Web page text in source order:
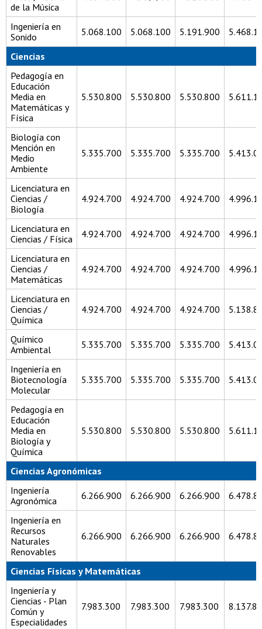
de la Música
Ingeniería en
Sonido
5.068.100 5.068.100 5.191.900
Ciencias
Pedagogía en
Educación
Media en
Matemáticas y
Física
5.530.800 5.530.800 5.530.800
Biología con
Mención en
Medio
Ambiente
5.335.700 5.335.700 5.335.700
Licenciatura en
Ciencias /
Biología
4.924.700 4.924.700 4.924.700
Licenciatura en
Ciencias / Física
4.924.700 4.924.700 4.924.700
Licenciatura en
Ciencias /
Matemáticas
4.924.700 4.924.700 4.924.700
Licenciatura en
Ciencias /
Química
4.924.700 4.924.700 4.924.700
Químico
Ambiental
5.335.700 5.335.700 5.335.700
Ingeniería en
Biotecnología
Molecular
5.335.700 5.335.700 5.335.700
Pedagogía en
Educación
Media en
Biología y
Química
5.530.800 5.530.800 5.530.800
Ciencias Agronómicas
Ingeniería
Agronómica
6.266.900 6.266.900 6.266.900
Ingeniería en
Recursos
Naturales
Renovables
6.266.900 6.266.900 6.266.900
Ciencias Físicas y Matemáticas
Ingeniería y
Ciencias - Plan
Común y
Especialidades
7.983.300 7.983.300 7.983.300